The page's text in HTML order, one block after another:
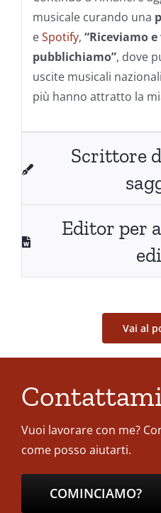
musicale curando una
eSpotify, “Riceviamo
pubblichiamo”, dove
uscite musicali
più hanno attratto la
Scrittore
Editor per
Vai al
Vuoi lavorare con me?
come posso aiutarti.
COMINCIAMO?